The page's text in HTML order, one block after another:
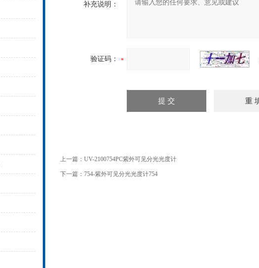
补充说明：
验证码：
上一篇： UV-2100754PC紫外可见分光光度计
下一篇： 754-紫外可见分光光度计754